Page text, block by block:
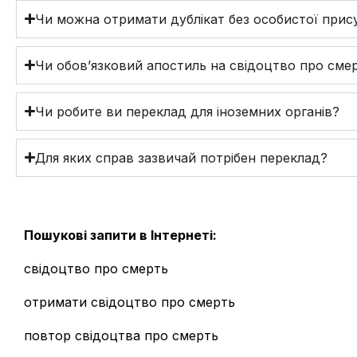
Чи можна отримати дублікат без особистої
Чи обов’язковий апостиль на свідоцтво про
Чи робите ви переклад для іноземних органів?
Для яких справ зазвичай потрібен переклад?
Пошукові запити в Інтернеті:
свідоцтво про смерть
отримати свідоцтво про смерть
повтор свідоцтва про смерть